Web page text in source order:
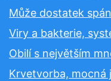
Může dostatek
Viry a bakterie,
Obilí s největším
Krvetvorba, mocná